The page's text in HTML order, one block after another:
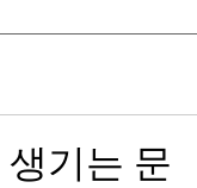
기는 문